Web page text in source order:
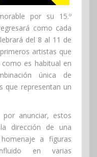
por su 15.º
como cada
del 8 al 11 de
artistas que
es habitual en
única de
que representan un
anunciar, estos
dirección de una
a figuras
en varias